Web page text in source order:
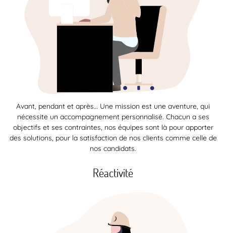
Avant, pendant et après… Une mission est une aventure, qui
nécessite un accompagnement personnalisé. Chacun a ses
objectifs et ses contraintes, nos équipes sont là pour apporter
des solutions, pour la satisfaction de nos clients comme celle de
nos candidats.
Réactivité